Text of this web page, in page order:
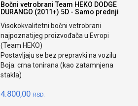
Bočni vetrobrani Team HEKO DODGE
DURANGO (2011+) 5D - Samo prednji
Visokokvalitetni bočni vetrobrani
najpoznatijeg proizvođača u Evropi
(Team HEKO)
Postavljaju se bez prepravki na vozilu
Boja: crna tonirana (kao zatamnjena
stakla)
4.800,00 RSD.